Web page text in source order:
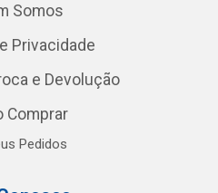
Somos
Privacidade
e Devolução
Comprar
Pedidos